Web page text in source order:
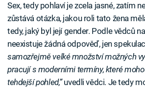
Sex, tedy pohlaví je zcela jasné, zatím
zůstává otázka, jakou roli tato žena
tedy, jaký byl její gender. Podle vědců
neexistuje žádná odpověď, jen
samozřejmě velké množství možných
pracují s moderními termíny, které
tehdejší pohled,”uvedli vědci. Je tedy